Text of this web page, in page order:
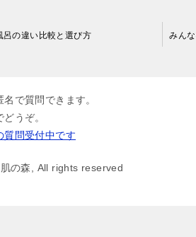
呂の違い比較と選び方
で質問できます。
うぞ。
質問受付中です
の森, All rights reserved